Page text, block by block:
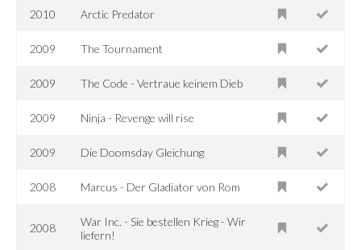
2010 Arctic Predator
2009 The Tournament
2009 The Code - Vertraue keinem Dieb
2009 Ninja - Revenge will rise
2009 Die Doomsday Gleichung
2008 Marcus - Der Gladiator von Rom
2008
War Inc. - Sie bestellen Krieg - Wir
liefern!